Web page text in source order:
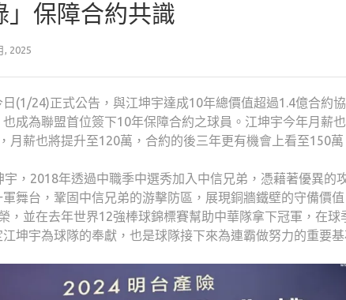
」保障合約共識
, 2025
(1/24)正式公告，與江坤宇達成10年總價值超過1.4億合約
成為聯盟首位簽下10年保障合約之球員。江坤宇今年月薪
月薪也將提升至120萬，合約的後三年更有機會上看至150萬
宇，2018年透過中職季中選秀加入中信兄弟，憑藉著優異的
舞台，鞏固中信兄弟的游擊防區，展現銅牆鐵壁的守備價
，並在去年世界12強棒球錦標賽幫助中華隊拿下冠軍，在
坤宇為球隊的奉獻，也是球隊接下來為連霸做努力的重要基